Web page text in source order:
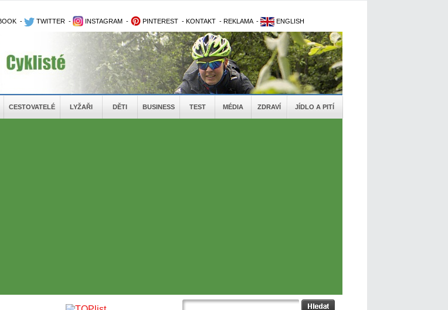
- TWITTER - INSTAGRAM - PINTEREST - KONTAKT - REKLAMA - ENGLISH
CESTOVATELÉ LYŽAŘI DĚTI BUSINESS TEST MÉDIA ZDRAVÍ JÍDLO A PITÍ